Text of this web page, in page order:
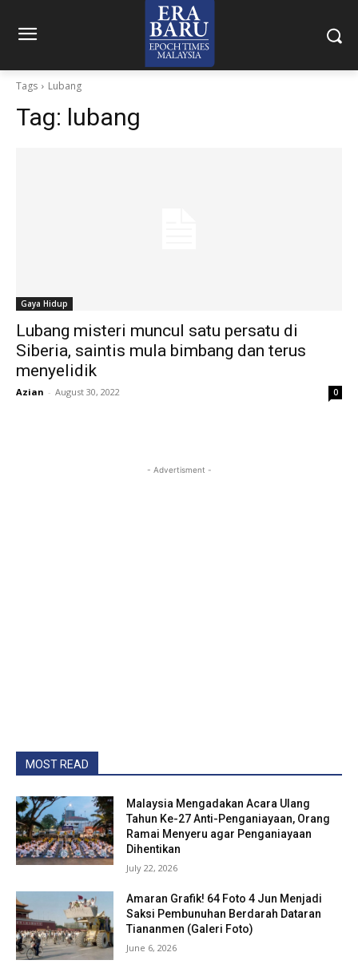
Tags Lubang
Tag: lubang
Gaya Hidup
Lubang misteri muncul satu persatu di
Siberia, saintis mula bimbang dan terus
menyelidik
Azian - August 30, 2022 0
- Advertisment -
MOST READ
Malaysia Mengadakan Acara Ulang
Tahun Ke-27 Anti-Penganiayaan, Orang
Ramai Menyeru agar Penganiayaan
Dihentikan
July 22, 2026
Amaran Grafik! 64 Foto 4 Jun Menjadi
Saksi Pembunuhan Berdarah Dataran
Tiananmen (Galeri Foto)
June 6, 2026